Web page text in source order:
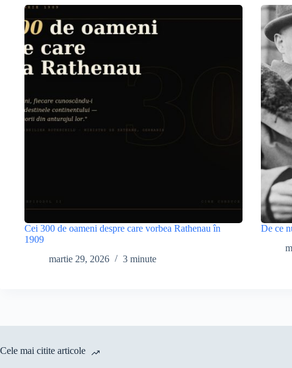
Cei 300 de oameni despre care vorbea Rathenau în
1909
martie 29, 2026
3 minute
De ce
Cele mai citite articole